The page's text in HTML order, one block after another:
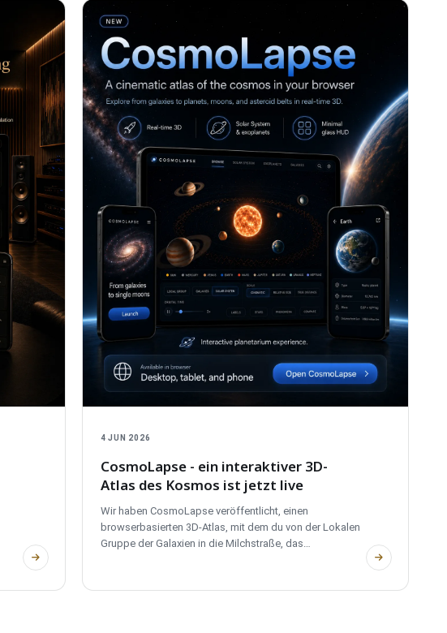
4 JUN 2026
CosmoLapse - ein interaktiver 3D-
Atlas des Kosmos ist jetzt live
Wir haben CosmoLapse veröffentlicht, einen
browserbasierten 3D-Atlas, mit dem du von der Lokalen
Gruppe der Galaxien in die Milchstraße, das
privat.